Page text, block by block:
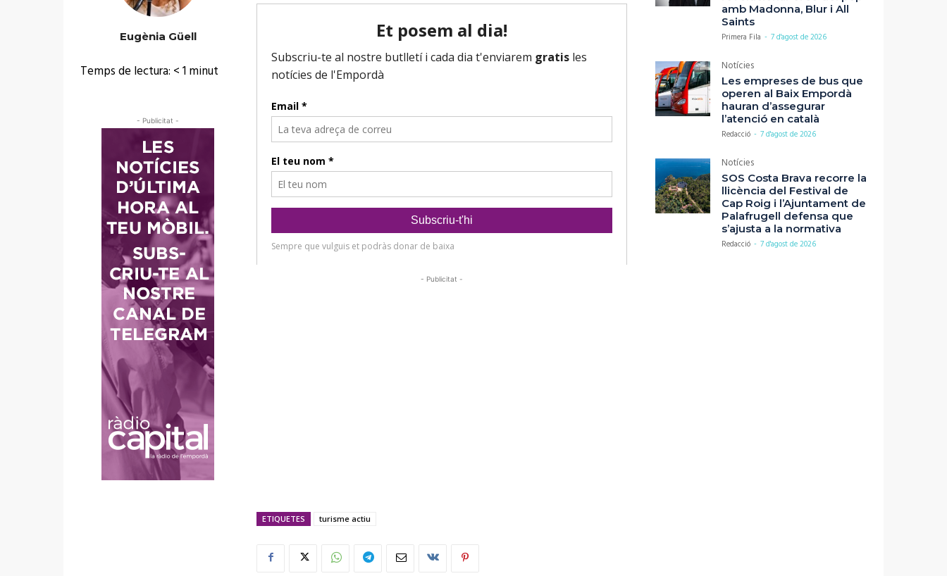
Eugènia Güell
Temps de lectura: < 1minut
- Publicitat -
- Publicitat -
ETIQUETES turisme actiu
amb Madonna, Blur i All
Saints
Primera Fila - 7 d'agost de 2026
Notícies
Les empreses de bus que
operen al Baix Empordà
hauran d’assegurar
l’atenció en català
Redacció - 7 d'agost de 2026
Notícies
SOS Costa Brava recorre la
llicència del Festival de
Cap Roig i l’Ajuntament de
Palafrugell defensa que
s’ajusta a la normativa
Redacció - 7 d'agost de 2026